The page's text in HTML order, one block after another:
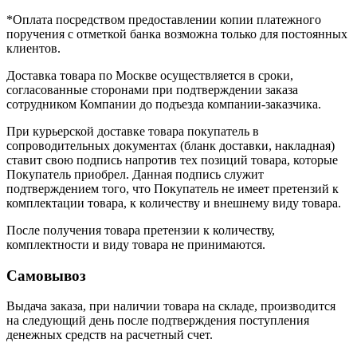
*Оплата посредством предоставлении копии платежного
поручения с отметкой банка возможна только для постоянных
клиентов.
Доставка товара по Москве осуществляется в сроки,
согласованные сторонами при подтверждении заказа
сотрудником Компании до подъезда компании-заказчика.
При курьерской доставке товара покупатель в
сопроводительных документах (бланк доставки, накладная)
ставит свою подпись напротив тех позиций товара, которые
Покупатель приобрел. Данная подпись служит
подтверждением того, что Покупатель не имеет претензий к
комплектации товара, к количеству и внешнему виду товара.
После получения товара претензии к количеству,
комплектности и виду товара не принимаются.
Самовывоз
Выдача заказа, при наличии товара на складе, производится
на следующий день после подтверждения поступления
денежных средств на расчетный счет.